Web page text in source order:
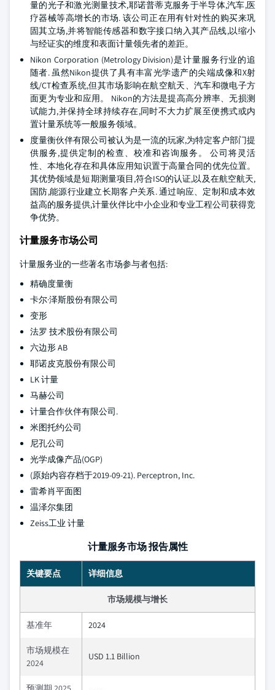
量的光子和激光测量技术,耶诺普蒂克服务于半导体,汽车,医
疗器械等高增长的市场. 该公司正在用有针对性的购买来巩
固其立场,并将智能传感器和数字接口纳入其产品线,以缩小
与经证实的维度和表面计量领先者的差距。
Nikon Corporation (Metrology Division)是计量服务行业的追
随者. 虽然Nikon提供了具有丰富光学遗产的尖端成像和X射
线/CT检查系统,但其市场影响在航空航天、汽车和微电子方
面更为专业和应用。 Nikon的方法是提高高分辨率、无损测
试能力,并保持全球持续存在,同时不大力扩展至便携式或内
置计量系统等一般服务领域。
度量衡伙伴有限公司被认为是一流的玩家,为特定客户部门提
供服务,提供定制的检查、校准和咨询服务。 公司将灵活
性、本地化存在和具体应用知识置于高量合同的优先位置。
其优势领域是短期测量项目,符合ISO的认证,以及在航空航天,
国防,能源行业建立长期客户关系. 通过响应、定制和成本效
益高的服务提供,计量伙伴比中小企业和专业工程公司获得竞
争优势。
计量服务市场公司
计量服务业的一些著名市场参与者包括:
精确度量衡
卡尔·泽斯股份有限公司
变形
法罗 技术股份有限公司
六边形 AB
耶诺皮克股份有限公司
LK 计量
马赫公司
计量合作伙伴有限公司.
米图托约公司
尼孔公司
光学成像产品(OGP)
(原始内容存档于2019-09-21). Perceptron, Inc.
雷希肖平面图
温泽尔集团
Zeiss工业 计量
计量服务市场 报告属性
关键要点 详细信息
市场规模与增长
基准年 2024
市场规模在
2024
USD 1.1 Billion